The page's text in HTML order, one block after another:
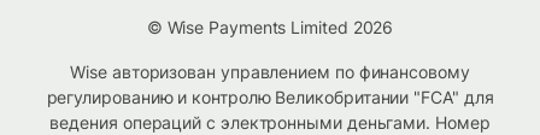
© Wise Payments Limited 2026
Wise авторизован управлением по финансовому
регулированию и контролю Великобритании "FCA" для
ведения операций с электронными деньгами. Номер